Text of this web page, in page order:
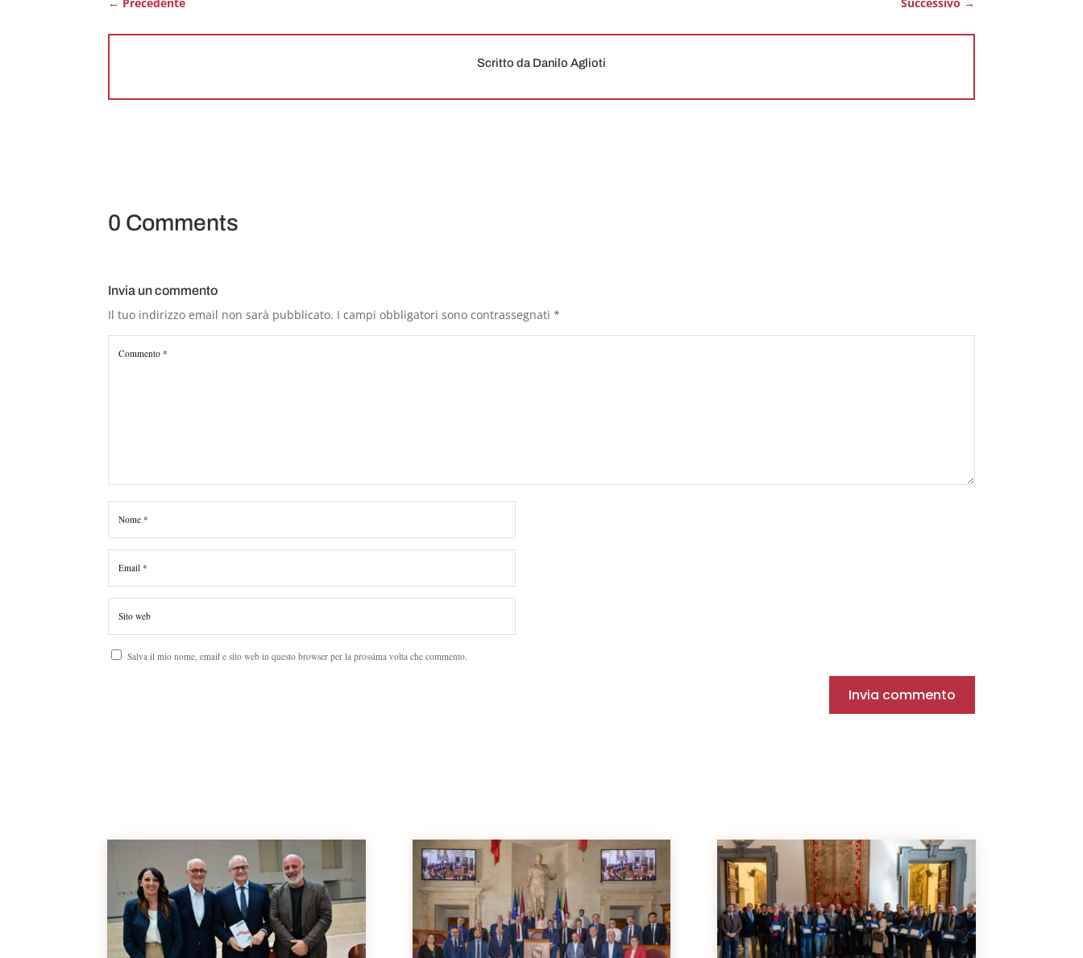
Scritto da Danilo Aglioti
0 Comments
Invia un commento
Il tuo indirizzo email non sarà pubblicato. I campi obbligatori sono contrassegnati*
Salva il mio nome, email e sito web in questo browser per la prossima volta che commento.
Invia commento